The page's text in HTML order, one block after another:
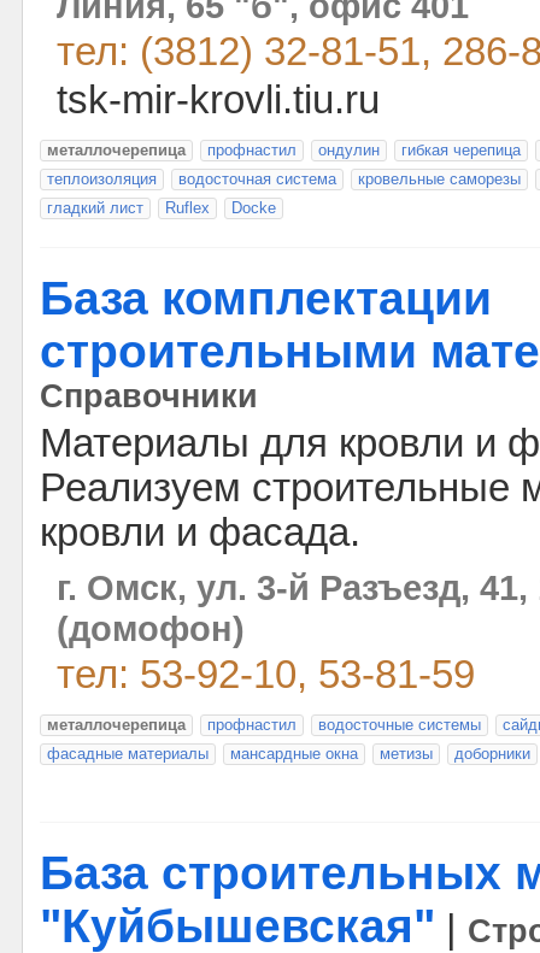
тел: (3812) 32-81-51, 286-
tsk-mir-krovli.tiu.ru
металлочерепица профнастил ондулин
гибкая черепица
теплоизоляция
водосточная система
кровельные саморезы
гладкий лист
Ruflex Docke
База комплектации
строительными
Справочники
Материалы для кровли и
Реализуем строительные
кровли и фасада.
г. Омск, ул. 3-й Разъезд,
(домофон)
тел: 53-92-10, 53-81-59
металлочерепица профнастил водосточные системы
фасадные материалы
мансардные окна метизы доборники
База строительных
"Куйбышевская"